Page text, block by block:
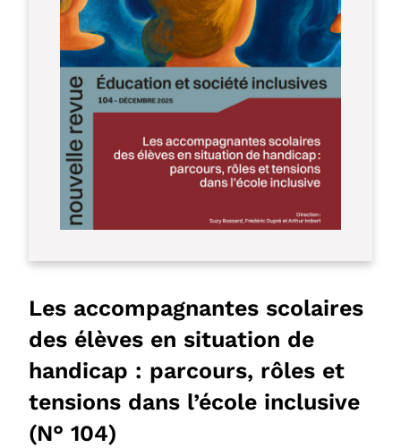
Les accompagnantes scolaires
des élèves en situation de
handicap : parcours, rôles et
tensions dans l’école inclusive
(N° 104)